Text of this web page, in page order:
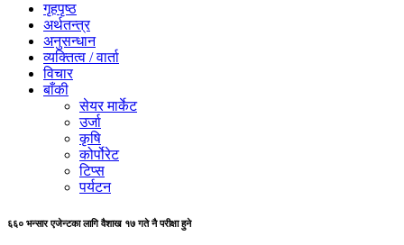
गृहपृष्ठ
अर्थतन्त्र
अनुसन्धान
व्यक्तित्व / वार्ता
विचार
बाँकी
सेयर मार्केट
उर्जा
कृषि
कोर्पोरेट
टिप्स
पर्यटन
६६० भन्सार एजेन्टका लागि वैशाख १७ गते नै परीक्षा हुने